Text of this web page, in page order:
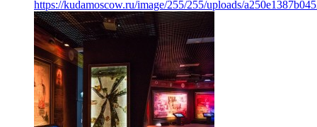
https://kudamoscow.ru/image/255/255/uploads/